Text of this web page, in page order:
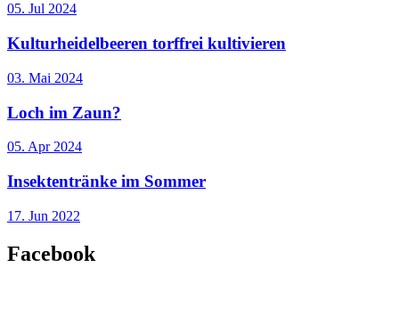
05. Jul 2024
Kulturheidelbeeren torffrei kultivieren
03. Mai 2024
Loch im Zaun?
05. Apr 2024
Insektentränke im Sommer
17. Jun 2022
Facebook